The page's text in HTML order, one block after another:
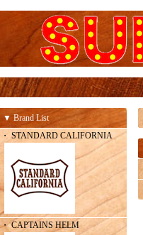
▼ Brand List
・ STANDARD CALIFORNIA
・ CAPTAINS HELM